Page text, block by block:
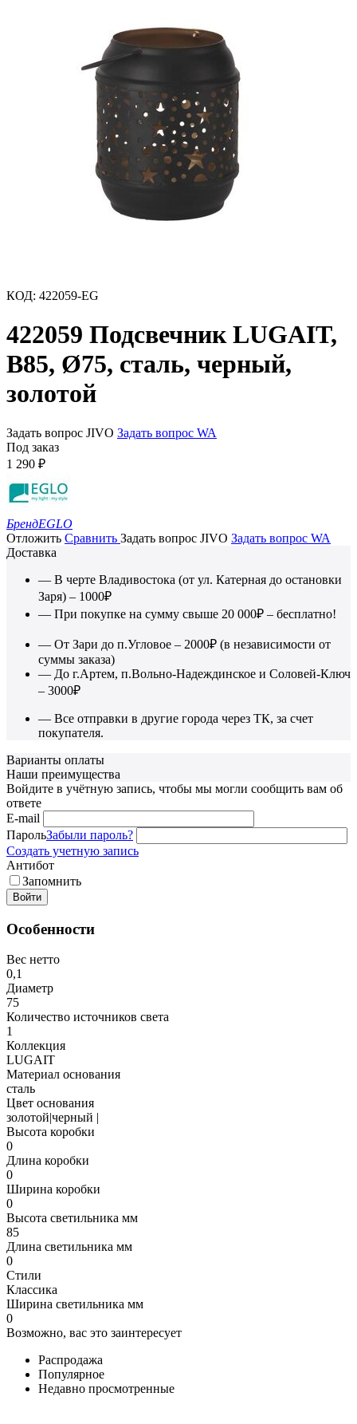
КОД: 422059-EG
422059 Подсвечник LUGAIT,
B85, Ø75, сталь, черный,
золотой
Задать вопрос JIVO Задать вопрос WA
Под заказ
1 290 ₽
БрендEGLO
Отложить Сравнить Задать вопрос JIVO Задать вопрос WA
Доставка
— В черте Владивостока (от ул. Катерная до остановки
Заря) – 1000₽
— При покупке на сумму свыше 20 000₽ – бесплатно!
— От Зари до п.Угловое – 2000₽ (в независимости от
суммы заказа)
— До г.Артем, п.Вольно-Надеждинское и Соловей-Ключ
– 3000₽
— Все отправки в другие города через ТК, за счет
покупателя.
Варианты оплаты
Наши преимущества
Войдите в учётную запись, чтобы мы могли сообщить вам об
ответе
E-mail
ПарольЗабыли пароль?
Создать учетную запись
Антибот
Запомнить
Войти
Особенности
Вес нетто
0,1
Диаметр
75
Количество источников света
1
Коллекция
LUGAIT
Материал основания
сталь
Цвет основания
золотой|черный |
Высота коробки
0
Длина коробки
0
Ширина коробки
0
Высота светильника мм
85
Длина светильника мм
0
Стили
Классика
Ширина светильника мм
0
Возможно, вас это заинтересует
Распродажа
Популярное
Недавно просмотренные